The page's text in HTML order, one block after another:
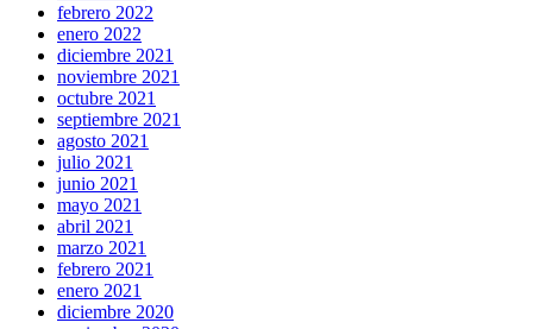
febrero 2022
enero 2022
diciembre 2021
noviembre 2021
octubre 2021
septiembre 2021
agosto 2021
julio 2021
junio 2021
mayo 2021
abril 2021
marzo 2021
febrero 2021
enero 2021
diciembre 2020